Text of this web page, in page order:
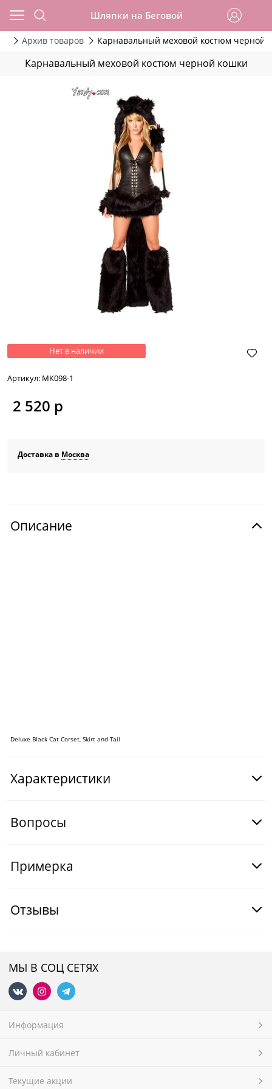
Шляпки на Беговой
Архив товаров Карнавальный меховой костюм черной
Карнавальный меховой костюм черной кошки
Нет в наличии
Артикул: МК098-1
2 520 р
Доставка в Москва
Описание
Deluxe Black Cat Corset, Skirt and Tail
Характеристики
Вопросы
Примерка
Отзывы
МЫ В СОЦ СЕТЯХ
Информация
Личный кабинет
Текущие акции